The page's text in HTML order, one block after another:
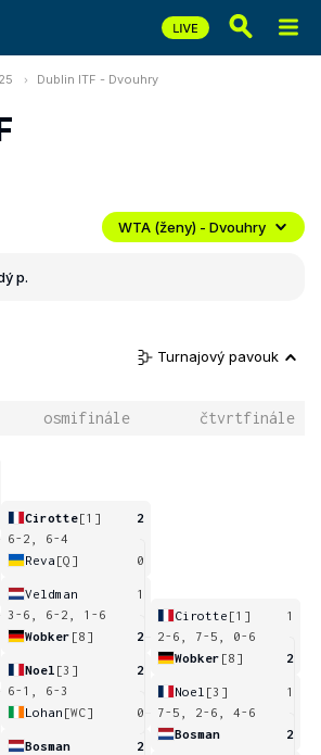
Dublin ITF - Dvouhry
WTA (ženy) - Dvouhry
p.
Turnajový pavouk
osmifinále čtvrtfinále
Cirotte[1]
2
6-2, 6-4
Reva [Q] 0
Veldman
1
3-6, 6-2, 1-6
Wobker [8] 2
Noel [3]
2
6-1, 6-3
Lohan [WC] 0
Bosman
2
Cirotte [1]
1
2-6, 7-5, 0-6
Wobker [8] 2
Noel [3]
1
7-5, 2-6, 4-6
Bosman
2